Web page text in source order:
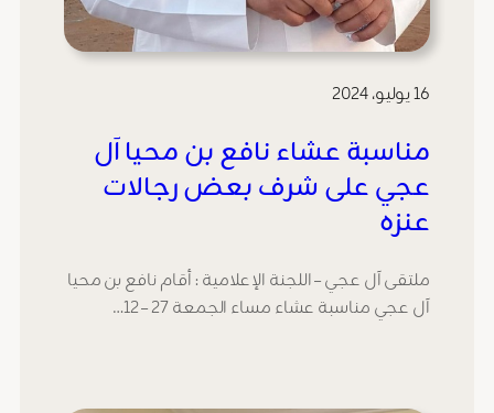
16 يوليو، 2024
مناسبة عشاء نافع بن محيا آل
عجي على شرف بعض رجالات
عنزه
ملتقى آل عجي – اللجنة الإعلامية : أقام نافع بن محيا
آل عجي مناسبة عشاء مساء الجمعة 27 – 12…